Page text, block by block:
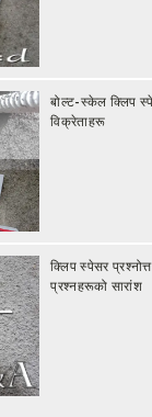
बोल्ट-स्केल क्लिप
विक्रेताहरू
क्लिप स्पेसर
प्रश्नहरूको सारांश